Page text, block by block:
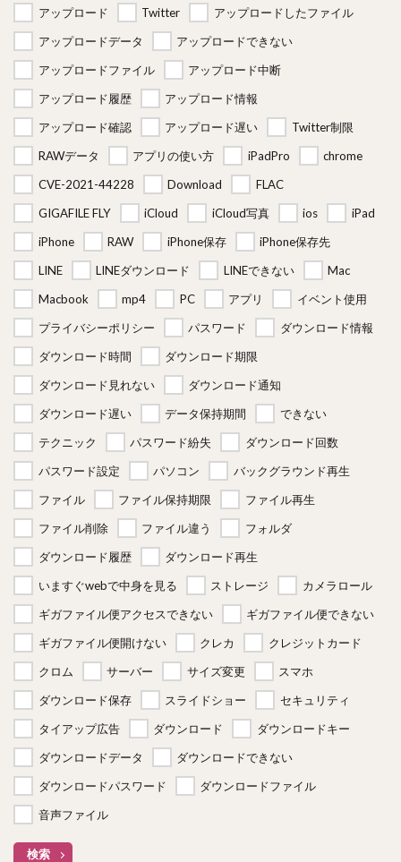
アップロード
Twitter
アップロードしたファイル
アップロードデータ
アップロードできない
アップロードファイル
アップロード中断
アップロード履歴
アップロード情報
アップロード確認
アップロード遅い
Twitter制限
RAWデータ
アプリの使い方 iPadPro
chrome
CVE-2021-44228
Download
FLAC
GIGAFILE FLY
iCloud iCloud写真 ios
iPad
iPhone
RAW iPhone保存
iPhone保存先
LINE
LINEダウンロード LINEできない
Mac
Macbook
mp4 PC アプリ
イベント使用
プライバシーポリシー
パスワード
ダウンロード情報
ダウンロード時間
ダウンロード期限
ダウンロード見れない
ダウンロード通知
ダウンロード遅い
データ保持期間
できない
テクニック
パスワード紛失
ダウンロード回数
パスワード設定
パソコン
バックグラウンド再生
ファイル
ファイル保持期限
ファイル再生
ファイル削除
ファイル違う
フォルダ
ダウンロード履歴
ダウンロード再生
いますぐwebで中身を見る
ストレージ
カメラロール
ギガファイル便アクセスできない
ギガファイル便できない
ギガファイル便開けない
クレカ
クレジットカード
クロム
サーバー サイズ変更
スマホ
ダウンロード保存
スライドショー
セキュリティ
タイアップ広告
ダウンロード
ダウンロードキー
ダウンロードデータ
ダウンロードできない
ダウンロードパスワード
ダウンロードファイル
音声ファイル
検索